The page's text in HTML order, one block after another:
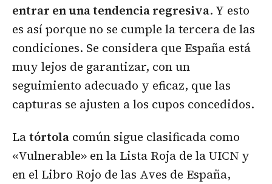
entrar en una tendencia regresiva. Y esto
es así porque no se cumple la tercera de las
condiciones. Se considera que España está
muy lejos de garantizar, con un
seguimiento adecuado y eficaz, que las
capturas se ajusten a los cupos concedidos.
Latórtola común sigue clasificada como
«Vulnerable» en la Lista Roja de la UICN y
en el Libro Rojo de las Aves de España,